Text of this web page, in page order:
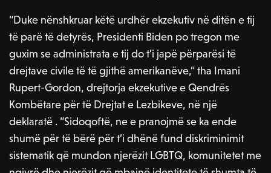
“Duke nënshkruar këtë urdhër ekzekutiv në ditën e tij
të parë të detyrës, Presidenti Biden po tregon me
guxim se administrata e tij do t’i japë përparësi të
drejtave civile të të gjithë amerikanëve,” tha Imani
Rupert-Gordon, drejtorja ekzekutive e Qendrës
Kombëtare për të Drejtat e Lezbikeve, në një
deklaratë . “Sidoqoftë, ne e pranojmë se ka ende
shumë për të bërë për t’i dhënë fund diskriminimit
sistematik që mundon njerëzit LGBTQ, komunitetet me